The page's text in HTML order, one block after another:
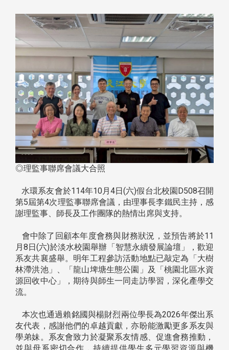
◎理監事聯席會議大合照
水環系友會於114年10月4日(六)假台北校園D508召開
第5屆第4次理監事聯席會議，由理事長李鐵民主持，感
謝理監事、師長及工作團隊的熱情出席與支持。
會中除了回顧本年度會務與財務狀況，並預告將於11
月8日(六)於淡水校園舉辦「智慧永續發展論壇」，歡迎
系友共襄盛舉。明年工程參訪活動地點已敲定為「大樹
林滯洪池」、「龍山埤塘生態公園」及「桃園北區水資
源回收中心」，期待與師生一同走訪學習，深化產學交
流。
本次也通過賴銘國與楊財烈兩位學長為2026年傑出系
友代表，感謝他們的卓越貢獻，亦盼能激勵更多系友與
學弟妹。系友會致力於凝聚系友情感、促進會務推動，